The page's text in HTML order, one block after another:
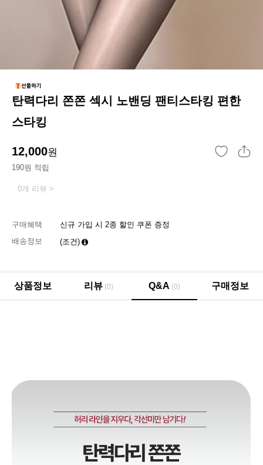
탄력다리 쫀쫀 섹시 노밴딩 팬티스타킹 편한
스타킹
12,000원
190원 적립
0개 리뷰 >
구매혜택
신규 가입 시 2종 할인 쿠폰 증정
배송정보
(조건)
상품정보 리뷰 (0) Q&A (0) 구매정보